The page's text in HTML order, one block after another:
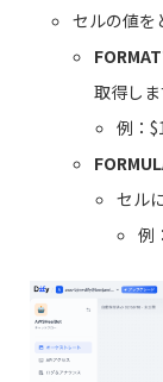
セルの値を
取得し
例：
セル
例